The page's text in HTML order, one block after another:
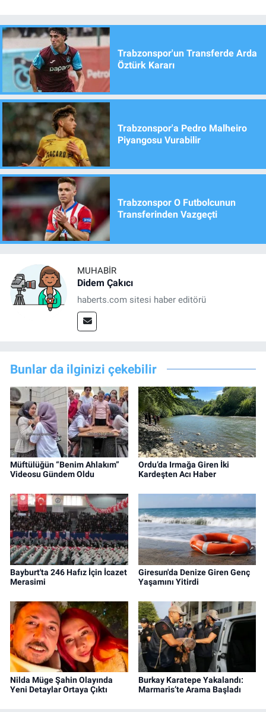
Trabzonspor'un Transferde Arda
Öztürk Kararı
Trabzonspor'a Pedro Malheiro
Piyangosu Vurabilir
Trabzonspor O Futbolcunun
Transferinden Vazgeçti
MUHABIR
Didem Çakıcı
haberts.com sitesi haber editörü
Bunlar da ilginizi çekebilir
Müftülüğün “Benim Ahlakım”
Videosu Gündem Oldu
Ordu’da Irmağa Giren İki
Kardeşten Acı Haber
Bayburt'ta 246 Hafız İçin İcazet
Merasimi
Giresun'da Denize Giren Genç
Yaşamını Yitirdi
Nilda Müge Şahin Olayında
Yeni Detaylar Ortaya Çıktı
Burkay Karatepe Yakalandı:
Marmaris’te Arama Başladı